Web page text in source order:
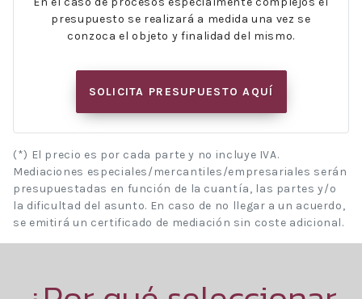
presupuesto se realizará a medida una vez se
conzoca el objeto y finalidad del mismo.
SOLICITA PRESUPUESTO AQUÍ
(*) El precio es por cada parte y no incluye IVA.
Mediaciones especiales/mercantiles/empresariales serán
presupuestadas en función de la cuantía, las partes y/o
la dificultad del asunto. En caso de no llegar a un acuerdo,
se emitirá un certificado de mediación sin coste adicional.